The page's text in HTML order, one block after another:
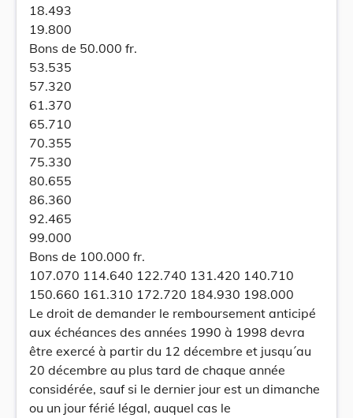
18.493
19.800
Bons de 50.000 fr.
53.535
57.320
61.370
65.710
70.355
75.330
80.655
86.360
92.465
99.000
Bons de 100.000 fr.
107.070 114.640 122.740 131.420 140.710
150.660 161.310 172.720 184.930 198.000
Le droit de demander le remboursement anticipé
aux échéances des années 1990 à 1998 devra
être exercé à partir du 12 décembre et jusqu´au
20 décembre au plus tard de chaque année
considérée, sauf si le dernier jour est un dimanche
ou un jour férié légal, auquel cas le